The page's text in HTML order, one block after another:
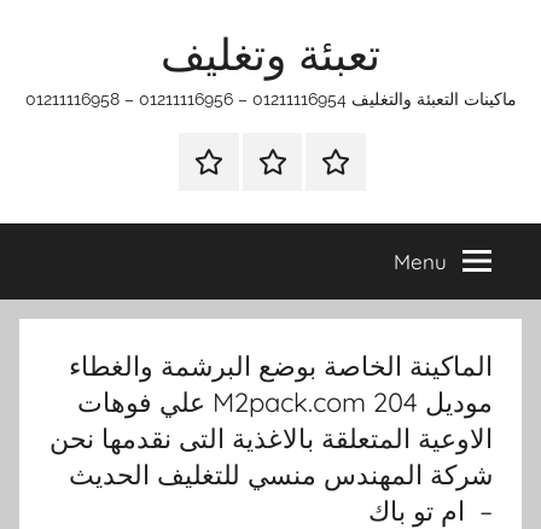
تعبئة وتغليف
ماكينات التعبئة والتغليف 01211116954 – 01211116956 – 01211116958
الرئيسيةماكينات
وتغليف
اتـصـل
في
التي
Menu
الماكينة الخاصة بوضع البرشمة والغطاء
موديل 204 M2pack.com علي فوهات
الاوعية المتعلقة بالاغذية التى نقدمها نحن
شركة المهندس منسي للتغليف الحديث
– ام تو باك